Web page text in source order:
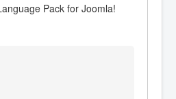
Pack for Joomla!